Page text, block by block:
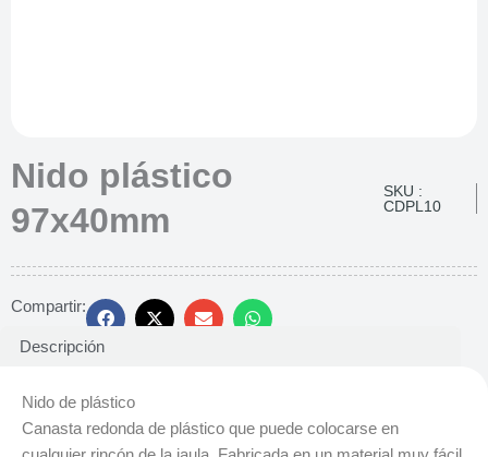
Nido plástico
97x40mm
SKU :
CDPL10
Compartir:
Descripción
Nido de plástico
Canasta redonda de plástico que puede colocarse en